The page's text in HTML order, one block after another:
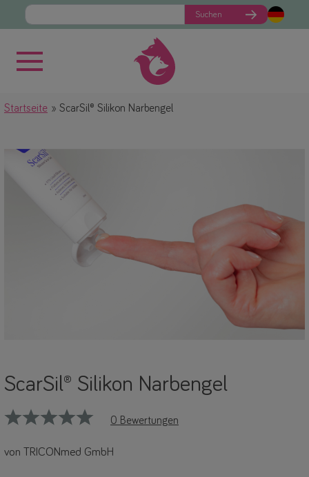
Suchen
Startseite ScarSil® Silikon Narbengel
ScarSil® Silikon Narbengel
0 Bewertungen
von TRICONmed GmbH